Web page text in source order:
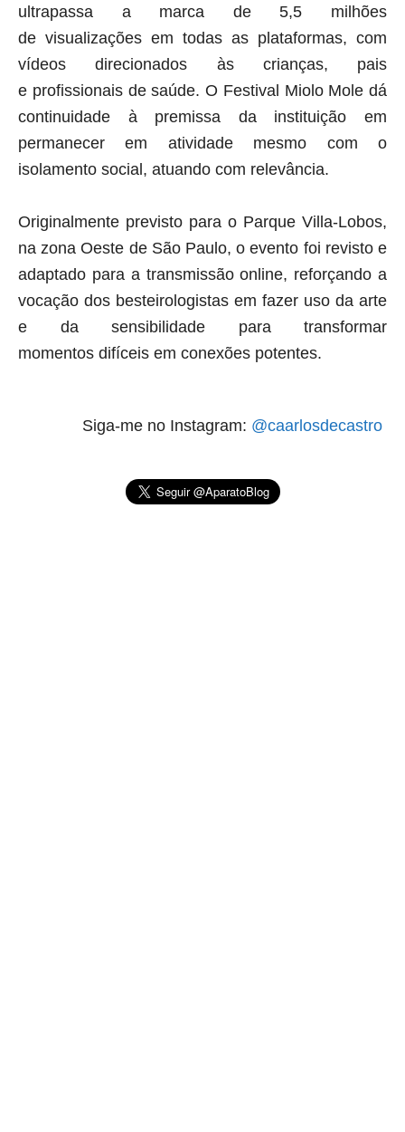
ultrapassa a marca de 5,5 milhões
de visualizações em todas as plataformas, com
vídeos direcionados às crianças, pais
e profissionais de saúde. O Festival Miolo Mole dá
continuidade à premissa da instituição em
permanecer em atividade mesmo com o
isolamento social, atuando com relevância.
Originalmente previsto para o Parque Villa-Lobos,
na zona Oeste de São Paulo, o evento foi revisto e
adaptado para a transmissão online, reforçando a
vocação dos besteirologistas em fazer uso da arte
e da sensibilidade para transformar
momentos difíceis em conexões potentes.
Siga-me no Instagram: @caarlosdecastro